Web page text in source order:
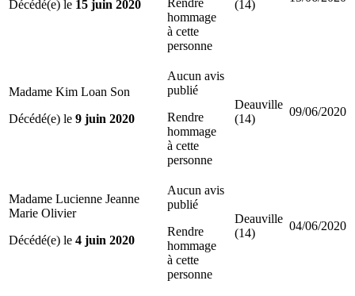
Décédé(e) le 15 juin 2020
hommage
à cette
personne
(14)
Madame Kim Loan Son
Décédé(e) le 9 juin 2020
Aucun avis
publié
Rendre
hommage
à cette
personne
Deauville
(14)
09/06/2020
Madame Lucienne Jeanne
Marie Olivier
Décédé(e) le 4 juin 2020
Aucun avis
publié
Rendre
hommage
à cette
personne
Deauville
(14)
04/06/2020